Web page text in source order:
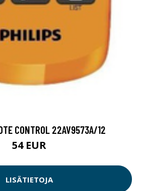
CONTROL 22AV9573A/12
54 EUR
LISÄTIETOJA